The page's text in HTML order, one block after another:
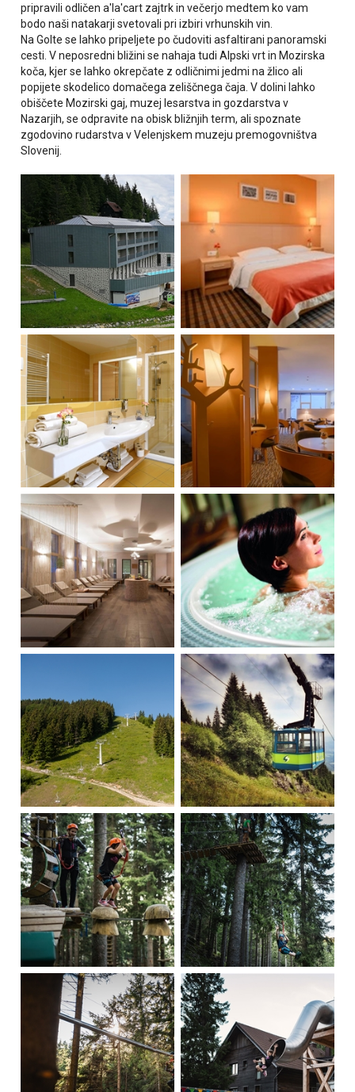
pripravili odličen a'la'cart zajtrk in večerjo medtem ko vam
bodo naši natakarji svetovali pri izbiri vrhunskih vin.
Na Golte se lahko pripeljete po čudoviti asfaltirani panoramski
cesti. V neposredni bližini se nahaja tudi Alpski vrt in Mozirska
koča, kjer se lahko okrepčate z odličnimi jedmi na žlico ali
popijete skodelico domačega zeliščnega čaja. V dolini lahko
obiščete Mozirski gaj, muzej lesarstva in gozdarstva v
Nazarjih, se odpravite na obisk bližnjih term, ali spoznate
zgodovino rudarstva v Velenjskem muzeju premogovništva
Slovenij.